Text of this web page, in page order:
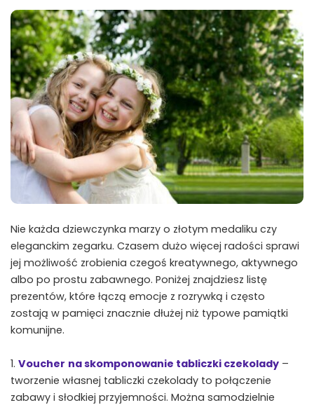
Nie każda dziewczynka marzy o złotym medaliku czy
eleganckim zegarku. Czasem dużo więcej radości sprawi
jej możliwość zrobienia czegoś kreatywnego, aktywnego
albo po prostu zabawnego. Poniżej znajdziesz listę
prezentów, które łączą emocje z rozrywką i często
zostają w pamięci znacznie dłużej niż typowe pamiątki
komunijne.
Voucher na skomponowanie tabliczki czekolady –
tworzenie własnej tabliczki czekolady to połączenie
zabawy i słodkiej przyjemności. Można samodzielnie